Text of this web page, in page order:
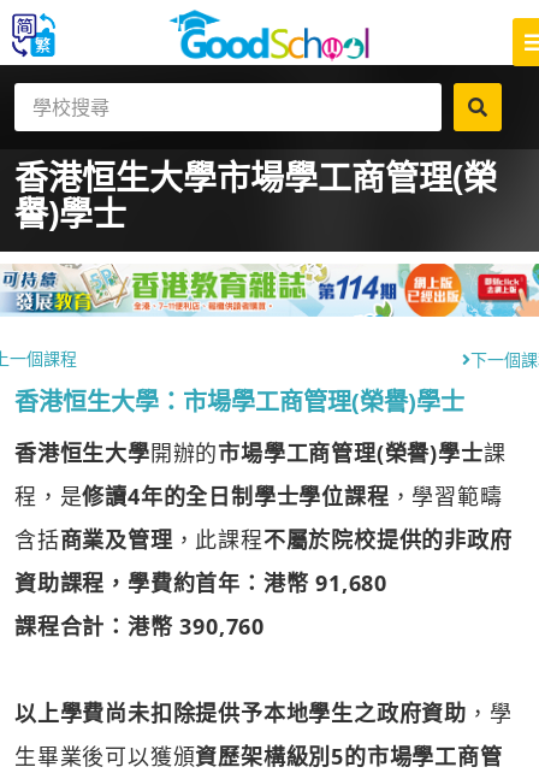
香港恒生大學市場學工商管理(榮
譽)學士
一個課程 下一個
香港恒生大學：市場學工商管理(榮譽)學士
香港恒生大學開辦的市場學工商管理(榮譽)學士課
程，是修讀4年的全日制學士學位課程 ，學習範疇
含括商業及管理，此課程不屬於院校提供的非政府
資助課程，學費約首年：港幣 91,680
課程合計：港幣 390,760
以上學費尚未扣除提供予本地學生之政府資助 ，學
生畢業後可以獲頒資歷架構級別5的市場學工商管